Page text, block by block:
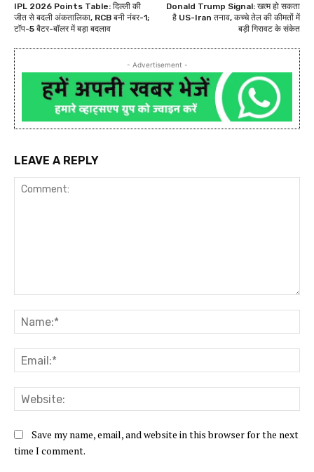
IPL 2026 Points Table: दिल्ली की
जीत से बदली अंकतालिका, RCB बनी नंबर-1;
टॉप-5 बैटर-बॉलर में बड़ा बदलाव
Donald Trump Signal: खत्म हो सकता
है US-Iran तनाव, कच्चे तेल की कीमतों में
बड़ी गिरावट के संकेत
- Advertisement -
LEAVE A REPLY
Save my name, email, and website in this browser for the next
time I comment.